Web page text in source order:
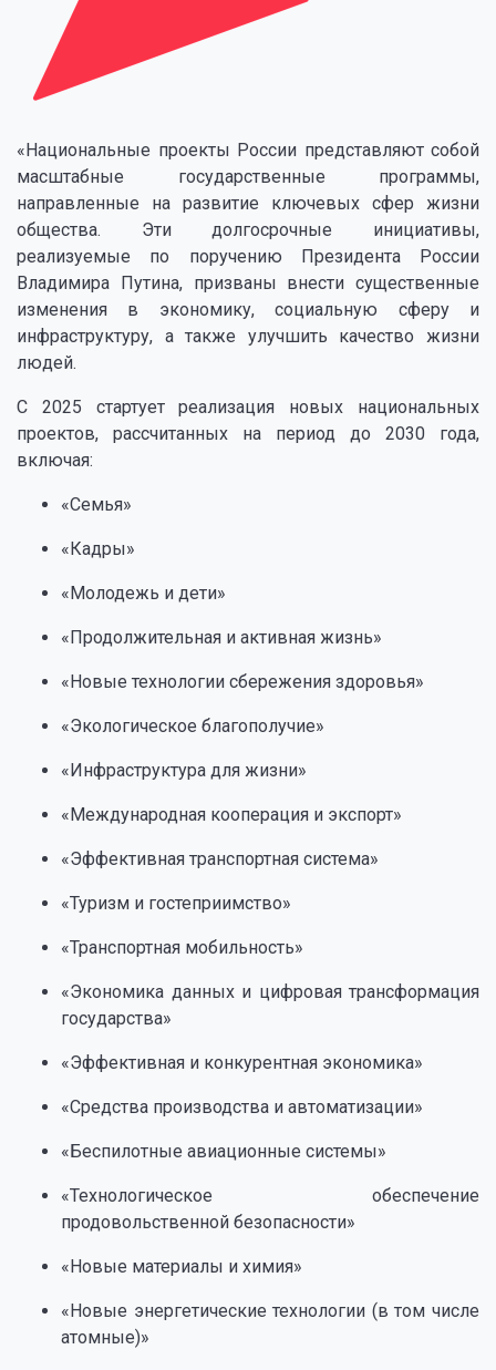
«Национальные проекты России представляют собой
масштабные государственные программы,
направленные на развитие ключевых сфер жизни
общества. Эти долгосрочные инициативы,
реализуемые по поручению Президента России
Владимира Путина, призваны внести существенные
изменения в экономику, социальную сферу и
инфраструктуру, а также улучшить качество жизни
людей.
С 2025 стартует реализация новых национальных
проектов, рассчитанных на период до 2030 года,
включая:
«Семья»
«Кадры»
«Молодежь и дети»
«Продолжительная и активная жизнь»
«Новые технологии сбережения здоровья»
«Экологическое благополучие»
«Инфраструктура для жизни»
«Международная кооперация и экспорт»
«Эффективная транспортная система»
«Туризм и гостеприимство»
«Транспортная мобильность»
«Экономика данных и цифровая трансформация
государства»
«Эффективная и конкурентная экономика»
«Средства производства и автоматизации»
«Беспилотные авиационные системы»
«Технологическое обеспечение
продовольственной безопасности»
«Новые материалы и химия»
«Новые энергетические технологии (в том числе
атомные)»